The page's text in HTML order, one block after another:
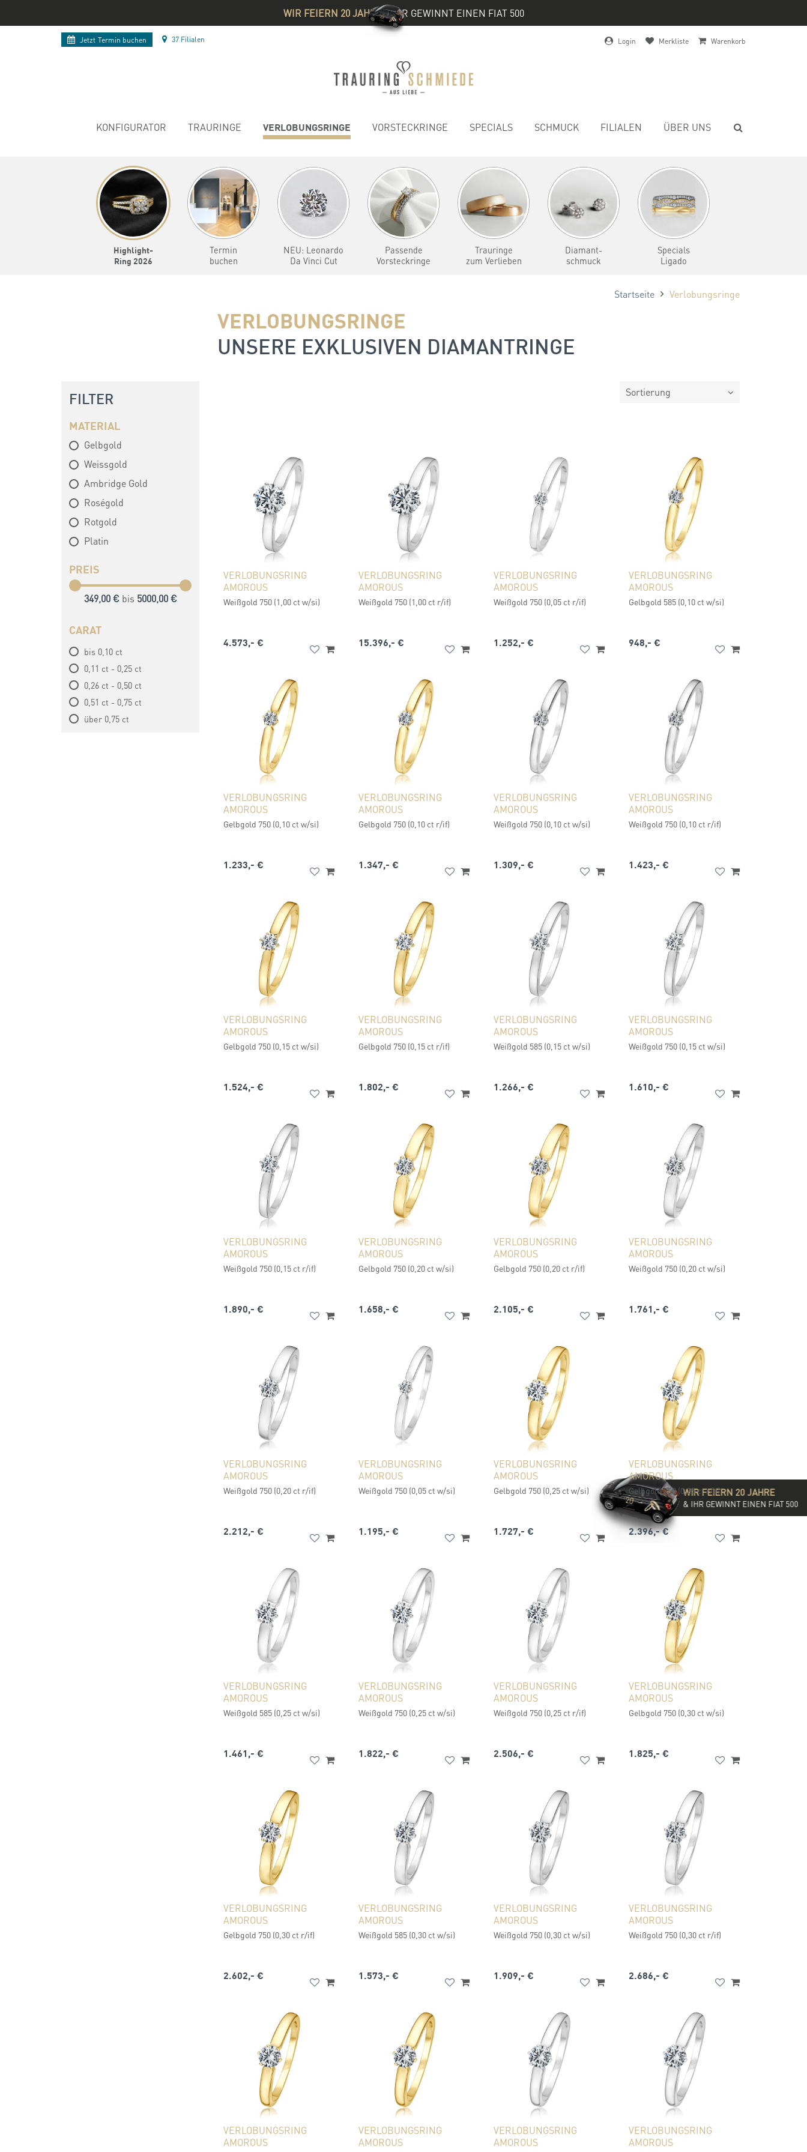
WIR FEIERN 20 JAHRE& IHR GEWINNT EINEN FIAT 500
Jetzt Termin buchen 37 Filialen Login Merkliste Warenkorb
KONFIGURATOR TRAURINGE VERLOBUNGSRINGE VORSTECKRINGE SPECIALS SCHMUCK FILIALEN ÜBER UNS
Highlight-
Ring 2026
Termin
buchen
NEU: Leonardo
Da Vinci Cut
Passende
Vorsteckringe
Trauringe
zum Verlieben
Diamant-
schmuck
Specials
Ligado
Startseite Verlobungsringe
VERLOBUNGSRINGE
UNSERE EXKLUSIVEN DIAMANTRINGE
FILTER
MATERIAL
Gelbgold
Weissgold
Ambridge Gold
Roségold
Rotgold
Platin
PREIS
349,00 € bis 5000,00 €
CARAT
bis 0,10 ct
0,11 ct - 0,25 ct
0,26 ct - 0,50 ct
0,51 ct - 0,75 ct
über 0,75 ct
Sortierung
VERLOBUNGSRING
AMOROUS
Weißgold 750 (1,00 ct w/si)
4.573,- €
VERLOBUNGSRING
AMOROUS
Weißgold 750 (1,00 ct r/if)
15.396,- €
VERLOBUNGSRING
AMOROUS
Weißgold 750 (0,05 ct r/if)
1.252,- €
VERLOBUNGSRING
AMOROUS
Gelbgold 585 (0,10 ct w/si)
948,- €
VERLOBUNGSRING
AMOROUS
Gelbgold 750 (0,10 ct w/si)
1.233,- €
VERLOBUNGSRING
AMOROUS
Gelbgold 750 (0,10 ct r/if)
1.347,- €
VERLOBUNGSRING
AMOROUS
Weißgold 750 (0,10 ct w/si)
1.309,- €
VERLOBUNGSRING
AMOROUS
Weißgold 750 (0,10 ct r/if)
1.423,- €
VERLOBUNGSRING
AMOROUS
Gelbgold 750 (0,15 ct w/si)
1.524,- €
VERLOBUNGSRING
AMOROUS
Gelbgold 750 (0,15 ct r/if)
1.802,- €
VERLOBUNGSRING
AMOROUS
Weißgold 585 (0,15 ct w/si)
1.266,- €
VERLOBUNGSRING
AMOROUS
Weißgold 750 (0,15 ct w/si)
1.610,- €
VERLOBUNGSRING
AMOROUS
Weißgold 750 (0,15 ct r/if)
1.890,- €
VERLOBUNGSRING
AMOROUS
Gelbgold 750 (0,20 ct w/si)
1.658,- €
VERLOBUNGSRING
AMOROUS
Gelbgold 750 (0,20 ct r/if)
2.105,- €
VERLOBUNGSRING
AMOROUS
Weißgold 750 (0,20 ct w/si)
1.761,- €
VERLOBUNGSRING
AMOROUS
Weißgold 750 (0,20 ct r/if)
2.212,- €
VERLOBUNGSRING
AMOROUS
Weißgold 750 (0,05 ct w/si)
1.195,- €
VERLOBUNGSRING
AMOROUS
Gelbgold 750 (0,25 ct w/si)
1.727,- €
VERLOBUNGSRING
AMOROUS
Gelbgold 750 (0,25 ct r/if)
2.396,- €
VERLOBUNGSRING
AMOROUS
Weißgold 585 (0,25 ct w/si)
1.461,- €
VERLOBUNGSRING
AMOROUS
Weißgold 750 (0,25 ct w/si)
1.822,- €
VERLOBUNGSRING
AMOROUS
Weißgold 750 (0,25 ct r/if)
2.506,- €
VERLOBUNGSRING
AMOROUS
Gelbgold 750 (0,30 ct w/si)
1.825,- €
VERLOBUNGSRING
AMOROUS
Gelbgold 750 (0,30 ct r/if)
2.602,- €
VERLOBUNGSRING
AMOROUS
Weißgold 585 (0,30 ct w/si)
1.573,- €
VERLOBUNGSRING
AMOROUS
Weißgold 750 (0,30 ct w/si)
1.909,- €
VERLOBUNGSRING
AMOROUS
Weißgold 750 (0,30 ct r/if)
2.686,- €
VERLOBUNGSRING
AMOROUS
VERLOBUNGSRING
AMOROUS
VERLOBUNGSRING
AMOROUS
VERLOBUNGSRING
AMOROUS
WIR FEIERN 20 JAHRE
& IHR GEWINNT EINEN FIAT 500